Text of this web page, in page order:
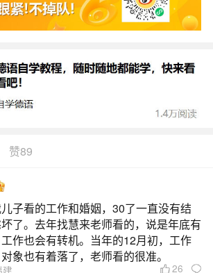
题不注意可能会引起大麻烦，下面
做一些解读：
船打翻了怎么办
把船打翻的寓意1、出行的人梦见
议照原计划进行不必急。2、怀孕
翻，预示生女，春占生男，忌动
冷忽热，互相信任婚姻可成。4、
船被浪打翻，意味着运虽有阻碍。
船船没事的预兆
赞89
子看的工作和婚姻，30了一直没有结
了。去年找慧来老师看的，说是年底有
作也会有转机。当年的12月初，工作
象也有着落了，老师看的很准。
26